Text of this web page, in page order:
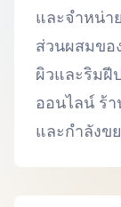
และจำหน่า
ส่วนผสมขอ
ผิวและริมฝี
ออนไลน์ ร้
และกำลังข